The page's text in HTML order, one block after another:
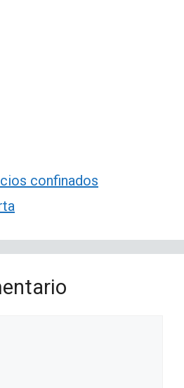
confinados